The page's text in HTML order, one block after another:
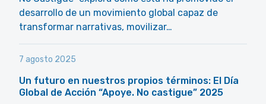
desarrollo de un movimiento global capaz de
transformar narrativas, movilizar…
7 agosto 2025
Un futuro en nuestros propios términos: El Día
Global de Acción “Apoye. No castigue” 2025